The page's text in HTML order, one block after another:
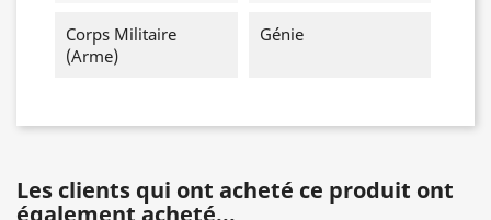
Corps Militaire
(Arme)
Génie
Les clients qui ont acheté ce produit ont
également acheté...